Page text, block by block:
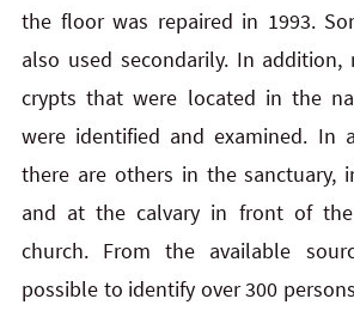
the floor was repaired in 1993.
also used secondarily. In addition,
crypts that were located in the
were identified and examined. In
there are others in the sanctuary,
and at the calvary in front of
church. From the available
possible to identify over 300